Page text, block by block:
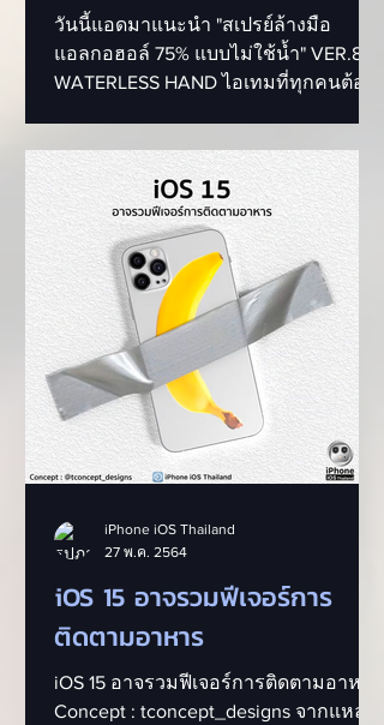
วันนี้แอดมาแนะนำ "สเปรย์ล้างมือ
แอลกอฮอล์ 75% แบบไม่ใช้น้ำ" VER.88
WATERLESS HAND ไอเทมที่ทุกคนต้องมี
iOS 15 อาจรวมฟีเจอร์การ
ติดตามอาหาร
iOS 15 อาจรวมฟีเจอร์การติดตามอาหาร
Concept : tconcept_designs จากแหล่ง
iPhone iOS Thailand
27 พ.ค. 2564